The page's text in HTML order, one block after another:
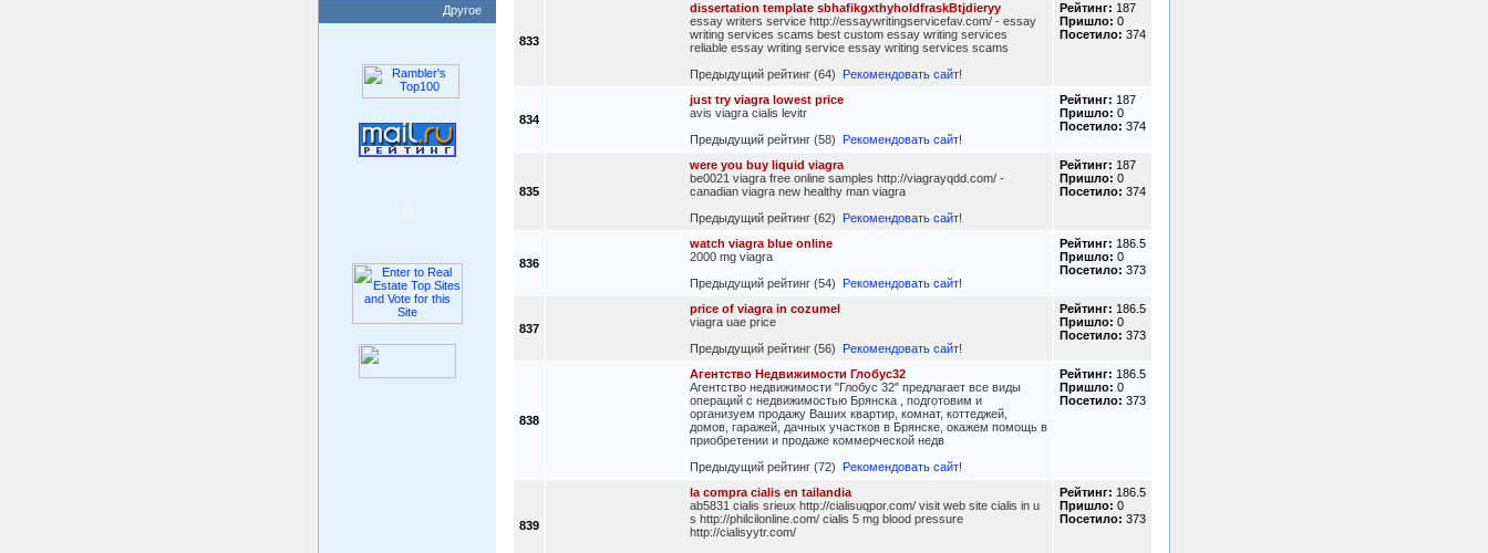
Другое
833
dissertation template sbhafikgxthyholdfraskBtjdieryy
essay writers service http://essaywritingservicefav.com/ - essay
writing services scams best custom essay writing services
reliable essay writing service essay writing services scams
Предыдущий рейтинг (64) Рекомендовать сайт!
Рейтинг: 187
Пришло: 0
Посетило: 374
834
just try viagra lowest price
avis viagra cialis levitr
Предыдущий рейтинг (58) Рекомендовать сайт!
Рейтинг: 187
Пришло: 0
Посетило: 374
835
were you buy liquid viagra
be0021 viagra free online samples http://viagrayqdd.com/ -
canadian viagra new healthy man viagra
Предыдущий рейтинг (62) Рекомендовать сайт!
Рейтинг: 187
Пришло: 0
Посетило: 374
836
watch viagra blue online
2000 mg viagra
Предыдущий рейтинг (54) Рекомендовать сайт!
Рейтинг: 186.5
Пришло: 0
Посетило: 373
837
price of viagra in cozumel
viagra uae price
Предыдущий рейтинг (56) Рекомендовать сайт!
Рейтинг: 186.5
Пришло: 0
Посетило: 373
838
Агентство Недвижимости Глобус32
Агентство недвижимости "Глобус 32" предлагает все виды
операций с недвижимостью Брянска , подготовим и
организуем продажу Ваших квартир, комнат, коттеджей,
домов, гаражей, дачных участков в Брянске, окажем помощь в
приобретении и продаже коммерческой недв
Предыдущий рейтинг (72) Рекомендовать сайт!
Рейтинг: 186.5
Пришло: 0
Посетило: 373
839
la compra cialis en tailandia
ab5831 cialis srieux http://cialisuqpor.com/ visit web site cialis in u
s http://philcilonline.com/ cialis 5 mg blood pressure
http://cialisyytr.com/
Рейтинг: 186.5
Пришло: 0
Посетило: 373